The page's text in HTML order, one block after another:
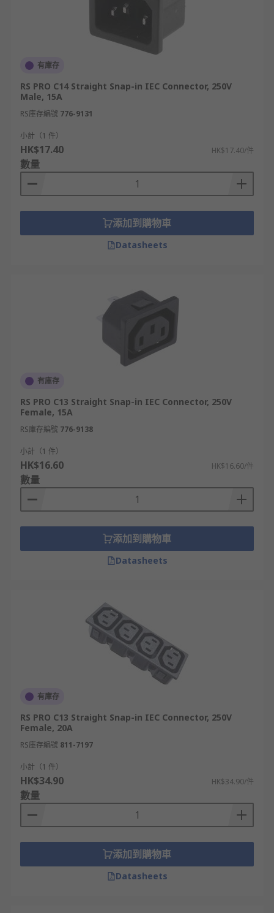
有庫存
RS PRO C14 Straight Snap-in IEC Connector, 250V
Male, 15A
RS庫存編號 776-9131
小計（1 件）
HK$17.40 HK$17.40/件
數量
添加到購物車
Datasheets
有庫存
RS PRO C13 Straight Snap-in IEC Connector, 250V
Female, 15A
RS庫存編號 776-9138
小計（1 件）
HK$16.60 HK$16.60/件
數量
添加到購物車
Datasheets
有庫存
RS PRO C13 Straight Snap-in IEC Connector, 250V
Female, 20A
RS庫存編號 811-7197
小計（1 件）
HK$34.90 HK$34.90/件
數量
添加到購物車
Datasheets